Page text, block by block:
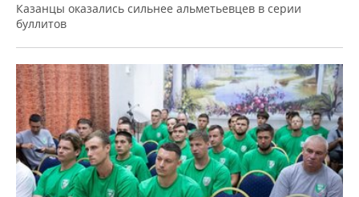
Казанцы оказались сильнее альметьевцев в серии
буллитов